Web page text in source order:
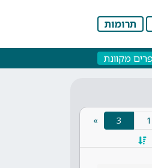
תרומות
מקוונת
3
(current)
»